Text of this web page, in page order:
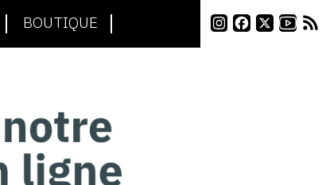
BOUTIQUE